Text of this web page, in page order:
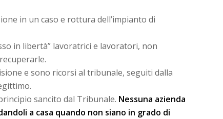
in un caso e rottura dell’impianto di
in libertà” lavoratrici e lavoratori, non
e sono ricorsi al tribunale, seguiti dalla
sancito dal Tribunale. Nessuna azienda
a casa quando non siano in grado di